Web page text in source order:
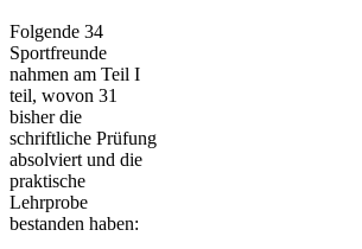
Folgende 34
Sportfreunde
nahmen am Teil I
teil, wovon 31
bisher die
schriftliche Prüfung
absolviert und die
praktische
Lehrprobe
bestanden haben: